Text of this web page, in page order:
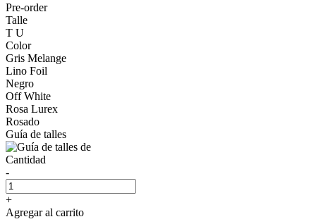
Pre-order
Talle
T U
Color
Gris Melange
Lino Foil
Negro
Off White
Rosa Lurex
Rosado
Guía de talles
Cantidad
-
+
Agregar al carrito